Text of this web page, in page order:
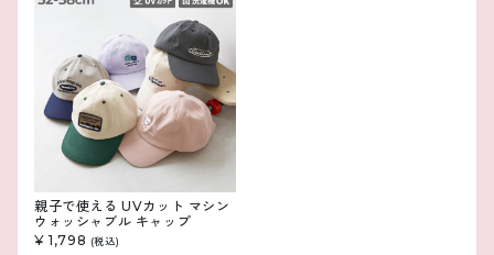
親子で使える UVカット マシン
ウォッシャブル キャップ
¥ 1,798 (税込)